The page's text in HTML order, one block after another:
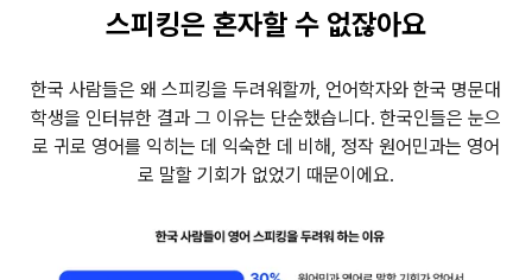
스피킹은 혼자할 수 없잖아요
한국 사람들은 왜 스피킹을 두려워할까, 언어학자와 한국 명문대
학생을 인터뷰한 결과 그 이유는 단순했습니다. 한국인들은 눈으
로 귀로 영어를 익히는 데 익숙한 데 비해, 정작 원어민과는 영어
로 말할 기회가 없었기 때문이에요.